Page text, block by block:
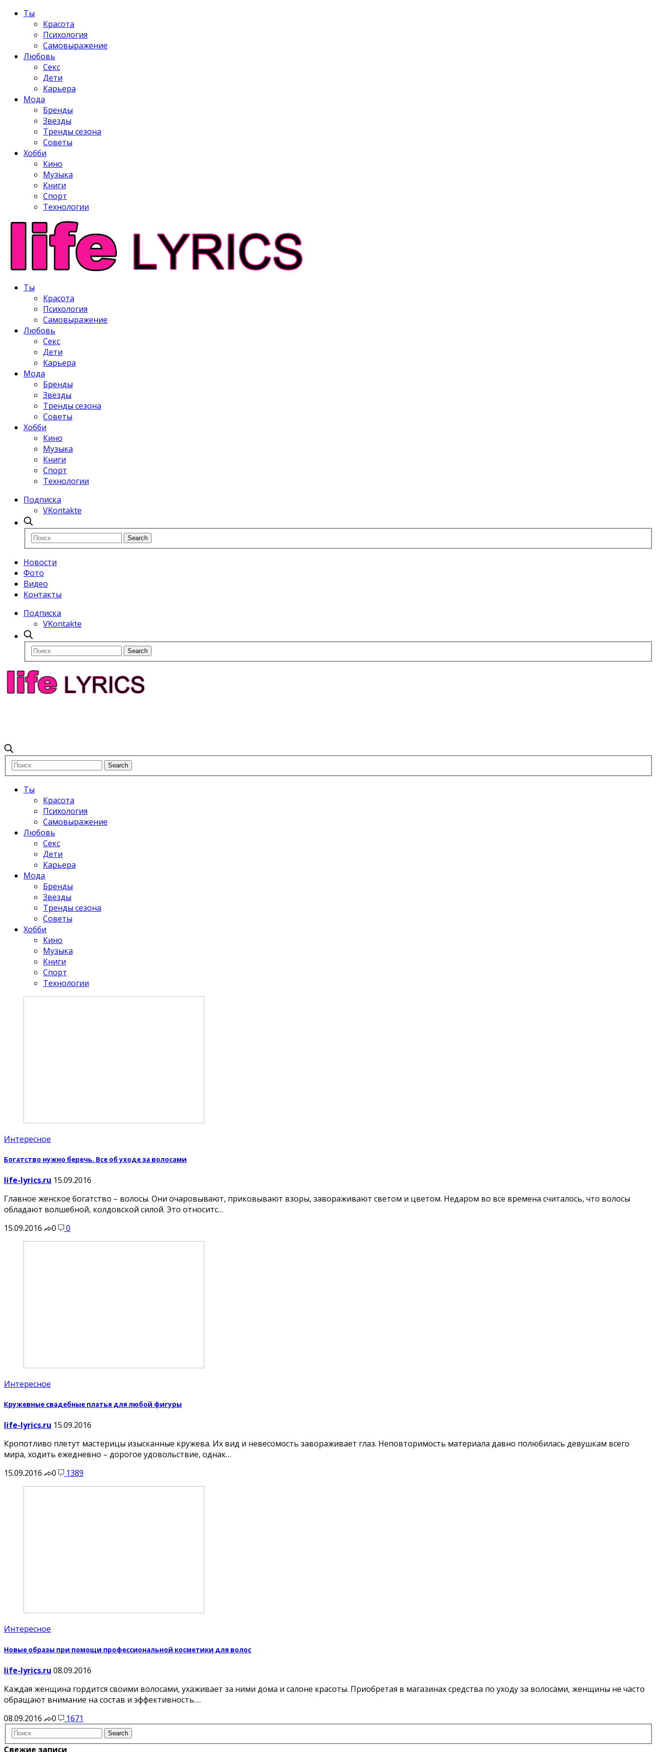
Ты
Красота
Психология
Самовыражение
Любовь
Секс
Дети
Карьера
Мода
Бренды
Звезды
Тренды сезона
Советы
Хобби
Кино
Музыка
Книги
Спорт
Технологии
Ты
Красота
Психология
Самовыражение
Любовь
Секс
Дети
Карьера
Мода
Бренды
Звезды
Тренды сезона
Советы
Хобби
Кино
Музыка
Книги
Спорт
Технологии
Подписка
VKontakte
Новости
Фото
Видео
Контакты
Подписка
VKontakte
Ты
Красота
Психология
Самовыражение
Любовь
Секс
Дети
Карьера
Мода
Бренды
Звезды
Тренды сезона
Советы
Хобби
Кино
Музыка
Книги
Спорт
Технологии
Интересное
Богатство нужно беречь. Все об уходе за волосами
life-lyrics.ru 15.09.2016
Главное женское богатство – волосы. Они очаровывают, приковывают взоры, завораживают светом и цветом. Недаром во все времена считалось, что волосы
обладают волшебной, колдовской силой. Это относитс…
15.09.2016
0 0
Интересное
Кружевные свадебные платья для любой фигуры
life-lyrics.ru 15.09.2016
Кропотливо плетут мастерицы изысканные кружева. Их вид и невесомость завораживает глаз. Неповторимость материала давно полюбилась девушкам всего
мира, ходить ежедневно – дорогое удовольствие, однак…
15.09.2016
0 1389
Интересное
Новые образы при помощи профессиональной косметики для волос
life-lyrics.ru 08.09.2016
Каждая женщина гордится своими волосами, ухаживает за ними дома и салоне красоты. Приобретая в магазинах средства по уходу за волосами, женщины не часто
обращают внимание на состав и эффективность.…
08.09.2016
0 1671
Свежие записи